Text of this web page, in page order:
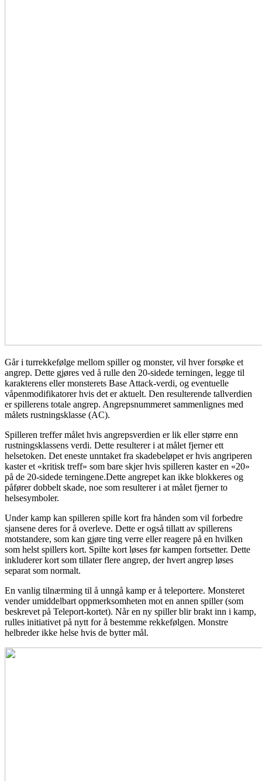
Går i turrekkefølge mellom spiller og monster, vil hver forsøke et
angrep. Dette gjøres ved å rulle den 20-sidede terningen, legge til
karakterens eller monsterets Base Attack-verdi, og eventuelle
våpenmodifikatorer hvis det er aktuelt. Den resulterende tallverdien
er spillerens totale angrep. Angrepsnummeret sammenlignes med
målets rustningsklasse (AC).
Spilleren treffer målet hvis angrepsverdien er lik eller større enn
rustningsklassens verdi. Dette resulterer i at målet fjerner ett
helsetoken. Det eneste unntaket fra skadebeløpet er hvis angriperen
kaster et «kritisk treff» som bare skjer hvis spilleren kaster en «20»
på de 20-sidede terningene.Dette angrepet kan ikke blokkeres og
påfører dobbelt skade, noe som resulterer i at målet fjerner to
helsesymboler.
Under kamp kan spilleren spille kort fra hånden som vil forbedre
sjansene deres for å overleve. Dette er også tillatt av spillerens
motstandere, som kan gjøre ting verre eller reagere på en hvilken
som helst spillers kort. Spilte kort løses før kampen fortsetter. Dette
inkluderer kort som tillater flere angrep, der hvert angrep løses
separat som normalt.
En vanlig tilnærming til å unngå kamp er å teleportere. Monsteret
vender umiddelbart oppmerksomheten mot en annen spiller (som
beskrevet på Teleport-kortet). Når en ny spiller blir brakt inn i kamp,
​​rulles initiativet på nytt for å bestemme rekkefølgen. Monstre
helbreder ikke helse hvis de bytter mål.